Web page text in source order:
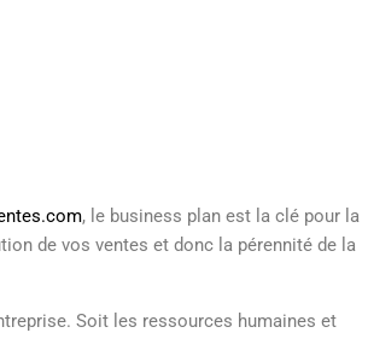
, le business plan est la clé pour la
de vos ventes et donc la pérennité de la
Soit les ressources humaines et